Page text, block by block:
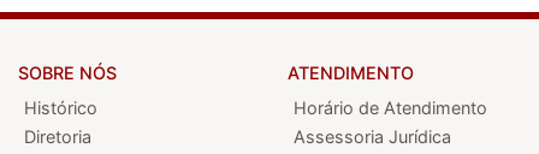
SOBRE NÓS
Histórico
Diretoria
ATENDIMENTO
Horário de Atendimento
Assessoria Jurídica